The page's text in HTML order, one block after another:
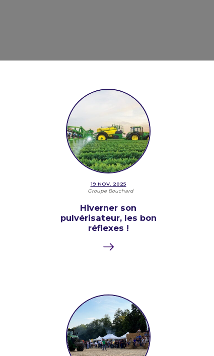
19 NOV. 2025
Groupe Bouchard
Hiverner son
pulvérisateur, les bon
réflexes !